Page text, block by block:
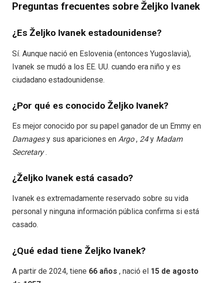
Preguntas frecuentes sobre Željko Ivanek
¿Es Željko Ivanek estadounidense?
Sí. Aunque nació en Eslovenia (entonces Yugoslavia),
Ivanek se mudó a los EE. UU. cuando era niño y es
ciudadano estadounidense.
¿Por qué es conocido Željko Ivanek?
Es mejor conocido por su papel ganador de un Emmy en
Damagesy sus apariciones en Argo, 24y Madam
Secretary.
¿Željko Ivanek está casado?
Ivanek es extremadamente reservado sobre su vida
personal y ninguna información pública confirma si está
casado.
¿Qué edad tiene Željko Ivanek?
A partir de 2024, tiene 66 años , nació el 15 de agosto